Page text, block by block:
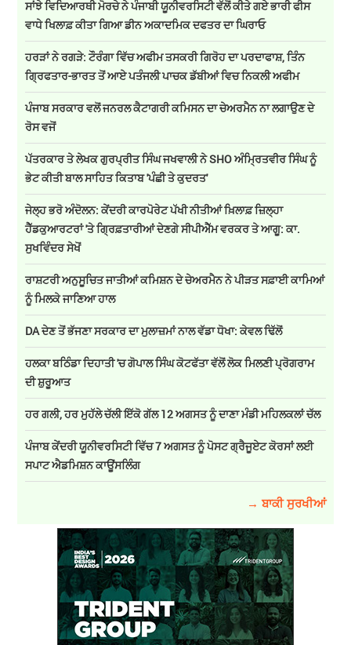
ਸਾਂਝੇ ਵਿਦਿਆਰਥੀ ਮੋਰਚੇ ਨੇ ਪੰਜਾਬੀ ਯੂਨੀਵਰਸਿਟੀ ਵੱਲੋਂ ਕੀਤੇ ਗਏ ਭਾਰੀ ਫੀਸ
ਵਾਧੇ ਖਿਲਾਫ਼ ਕੀਤਾ ਗਿਆ ਡੀਨ ਅਕਾਦਮਿਕ ਦਫਤਰ ਦਾ ਘਿਰਾਓ
ਹਰੜਾਂ ਨੇ ਰਗੜੇ: ਟੌਰੰਗਾ ਵਿੱਚ ਅਫੀਮ ਤਸਕਰੀ ਗਿਰੋਹ ਦਾ ਪਰਦਾਫਾਸ਼, ਤਿੰਨ
ਗ੍ਰਿਫਤਾਰ-ਭਾਰਤ ਤੋਂ ਆਏ ਪਤੰਜਲੀ ਪਾਚਕ ਡੱਬੀਆਂ ਵਿਚ ਨਿਕਲੀ ਅਫੀਮ
ਪੰਜਾਬ ਸਰਕਾਰ ਵਲੋਂ ਜਨਰਲ ਕੈਟਾਗਰੀ ਕਮਿਸਨ ਦਾ ਚੇਅਰਮੈਨ ਨਾ ਲਗਾਉਣ ਦੇ
ਰੋਸ ਵਜੋਂ
ਪੱਤਰਕਾਰ ਤੇ ਲੇਖਕ ਗੁਰਪ੍ਰੀਤ ਸਿੰਘ ਜਖਵਾਲੀ ਨੇ SHO ਅੰਮ੍ਰਿਤਵੀਰ ਸਿੰਘ ਨੂੰ
ਭੇਟ ਕੀਤੀ ਬਾਲ ਸਾਹਿਤ ਕਿਤਾਬ 'ਪੰਛੀ ਤੇ ਕੁਦਰਤ'
ਜੇਲ੍ਹ ਭਰੋ ਅੰਦੋਲਨ: ਕੇਂਦਰੀ ਕਾਰਪੋਰੇਟ ਪੱਖੀ ਨੀਤੀਆਂ ਖ਼ਿਲਾਫ਼ ਜ਼ਿਲ੍ਹਾ
ਹੈੱਡਕੁਆਰਟਰਾਂ 'ਤੇ ਗ੍ਰਿਫ਼ਤਾਰੀਆਂ ਦੇਣਗੇ ਸੀਪੀਐੱਮ ਵਰਕਰ ਤੇ ਆਗੂ: ਕਾ.
ਸੁਖਵਿੰਦਰ ਸੇਖੋਂ
ਰਾਸ਼ਟਰੀ ਅਨੁਸੂਚਿਤ ਜਾਤੀਆਂ ਕਮਿਸ਼ਨ ਦੇ ਚੇਅਰਮੈਨ ਨੇ ਪੀੜਤ ਸਫ਼ਾਈ ਕਾਮਿਆਂ
ਨੂੰ ਮਿਲਕੇ ਜਾਣਿਆ ਹਾਲ
DA ਦੇਣ‌ ਤੋਂ ਭੱਜਣਾ ਸਰਕਾਰ ਦਾ ਮੁਲਾਜ਼ਮਾਂ ਨਾਲ ਵੱਡਾ ਧੋਖਾ: ਕੇਵਲ ਢਿੱਲੋਂ
ਹਲਕਾ ਬਠਿੰਡਾ ਦਿਹਾਤੀ 'ਚ ਗੋਪਾਲ ਸਿੰਘ ਕੋਟਫੱਤਾ ਵੱਲੋਂ ਲੋਕ ਮਿਲਣੀ ਪ੍ਰੋਗਰਾਮ
ਦੀ ਸ਼ੁਰੂਆਤ
ਹਰ ਗਲੀ, ਹਰ ਮੁਹੱਲੇ ਚੱਲੀ ਇੱਕੋ ਗੱਲ 12 ਅਗਸਤ ਨੂੰ ਦਾਣਾ ਮੰਡੀ ਮਹਿਲਕਲਾਂ ਚੱਲ
ਪੰਜਾਬ ਕੇਂਦਰੀ ਯੂਨੀਵਰਸਿਟੀ ਵਿੱਚ 7 ਅਗਸਤ ਨੂੰ ਪੋਸਟ ਗ੍ਰੈਜੂਏਟ ਕੋਰਸਾਂ ਲਈ
ਸਪਾਟ ਐਡਮਿਸ਼ਨ ਕਾਊਂਸਲਿੰਗ
→ ਬਾਕੀ ਸੁਰਖੀਆਂ